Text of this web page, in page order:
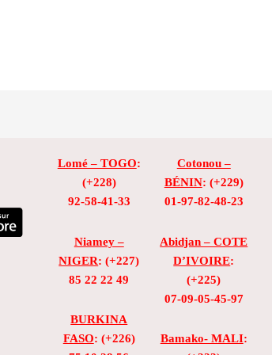
Lomé – TOGO:
(+228)
92-58-41-33
Niamey –
NIGER: (+227)
85 22 22 49
BURKINA
FASO: (+226)
Cotonou –
BÉNIN: (+229)
01-97-82-48-23
Abidjan – COTE
D’IVOIRE:
(+225)
07-09-05-45-97
Bamako- MALI: